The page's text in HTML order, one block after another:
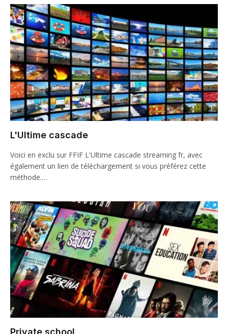
L'Ultime cascade
Voici en exclu sur FFIF L'Ultime cascade streaming fr, avec
également un lien de téléchargement si vous préférez cette
méthode.…
Private school